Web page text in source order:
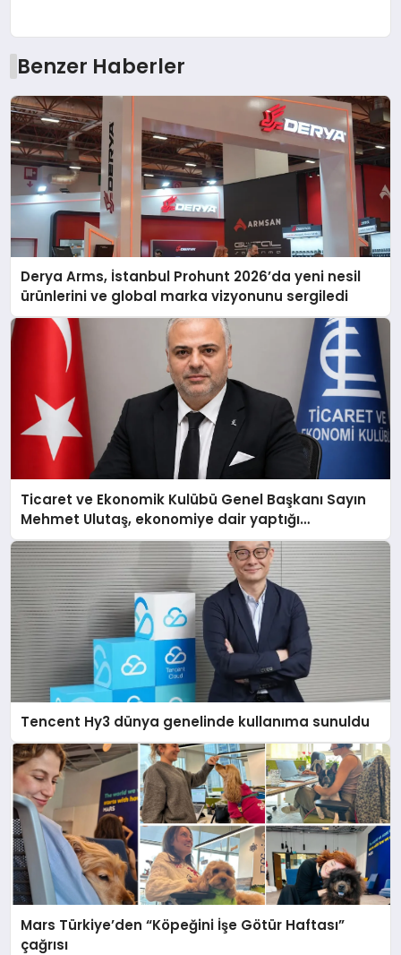
Benzer Haberler
Derya Arms, İstanbul Prohunt 2026’da yeni nesil
ürünlerini ve global marka vizyonunu sergiledi
Ticaret ve Ekonomik Kulübü Genel Başkanı Sayın
Mehmet Ulutaş, ekonomiye dair yaptığı
açıklamada şunları kaydetti:
Tencent Hy3 dünya genelinde kullanıma sunuldu
Mars Türkiye’den “Köpeğini İşe Götür Haftası”
çağrısı